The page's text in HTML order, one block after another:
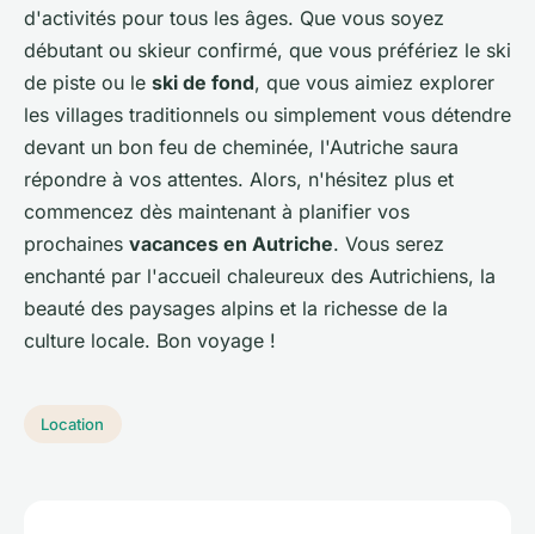
d'activités pour tous les âges. Que vous soyez
débutant ou skieur confirmé, que vous préfériez le ski
de piste ou le ski de fond, que vous aimiez explorer
les villages traditionnels ou simplement vous détendre
devant un bon feu de cheminée, l'Autriche saura
répondre à vos attentes. Alors, n'hésitez plus et
commencez dès maintenant à planifier vos
prochaines vacances en Autriche. Vous serez
enchanté par l'accueil chaleureux des Autrichiens, la
beauté des paysages alpins et la richesse de la
culture locale. Bon voyage !
Location